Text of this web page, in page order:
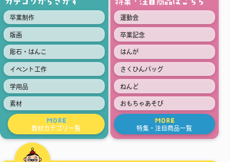
卒業制作
版画
彫石・はんこ
イベント工作
学用品
素材
MORE
教材カテゴリ一覧
運動会
卒業記念
はんが
さくひんバッグ
ねんど
おもちゃあそび
MORE
特集・注目商品一覧